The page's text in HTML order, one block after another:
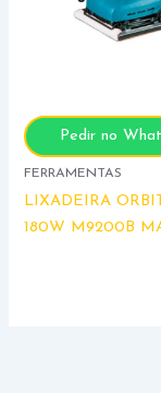
Pedir no
FERRAMENTAS
LIXADEIRA
180W M9200B